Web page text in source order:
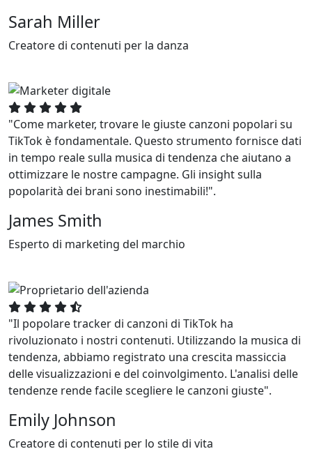
Sarah Miller
Creatore di contenuti per la danza
"Come marketer, trovare le giuste canzoni popolari su
TikTok è fondamentale. Questo strumento fornisce dati
in tempo reale sulla musica di tendenza che aiutano a
ottimizzare le nostre campagne. Gli insight sulla
popolarità dei brani sono inestimabili!".
James Smith
Esperto di marketing del marchio
"Il popolare tracker di canzoni di TikTok ha
rivoluzionato i nostri contenuti. Utilizzando la musica di
tendenza, abbiamo registrato una crescita massiccia
delle visualizzazioni e del coinvolgimento. L'analisi delle
tendenze rende facile scegliere le canzoni giuste".
Emily Johnson
Creatore di contenuti per lo stile di vita